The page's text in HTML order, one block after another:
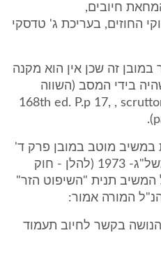
חיובים,
לחוקי החוזים, בעריכת ג' טדסקי
זה שכן אין הוא מקנה
בידי המסב (השווה
169-. 168th ed. P.p 17, , scrutton, on charterparties
במשיב מוטב במובן פרק ד'
לחוק החוזים (חלק כללי), תשל"ג- 1973 (להלן - חוק
המשיב תנית "השיפוט הזר"
בקשר לחיוב תעמוד